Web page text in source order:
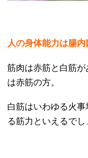
人の身体能力は腸内
筋肉は赤筋と白筋
は赤筋の方。
白筋はいわゆる火
る筋力といえるでし